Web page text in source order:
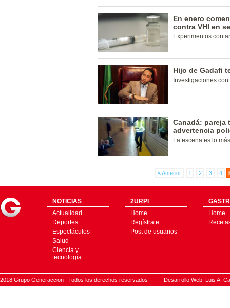
En enero
contra VHI en
Experimentos
Hijo de Gadafi
Investigaciones
Canadá: pareja
advertencia
La escena es lo
« Anterior 1 2 3 4
NOTICIAS
Actualidad
Deportes
Espectáculos
Salud
Ciencia y
tecnología
2URPI
Home
Regístrate
Post de usuarios
Home
2018 Grupo Generaccion . Todos los derechos reservados | Desarrollo Web: Luis